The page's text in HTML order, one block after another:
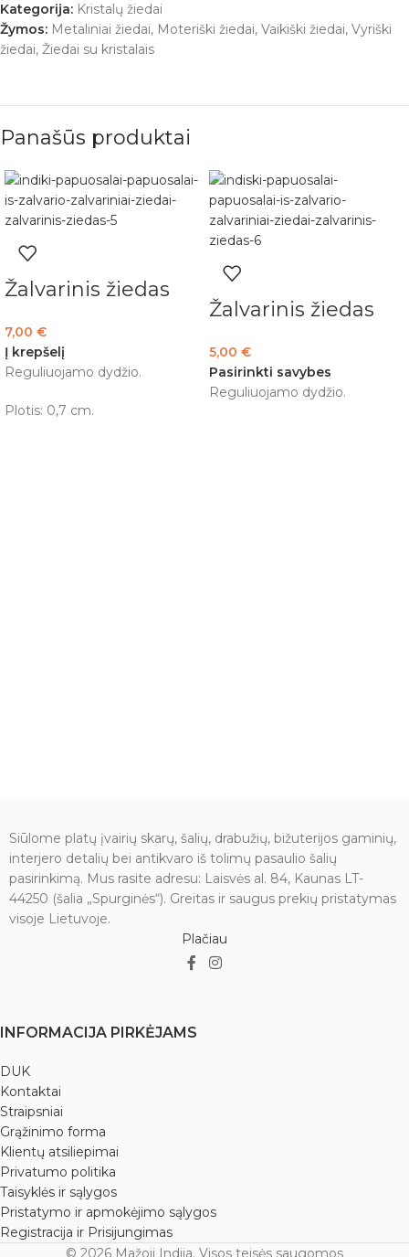
Kategorija: Kristalų žiedai
Žymos: Metaliniai žiedai, Moteriški žiedai, Vaikiški žiedai, Vyriški
žiedai, Žiedai su kristalais
Panašūs produktai
Žalvarinis žiedas
7,00 €
Į krepšelį
Reguliuojamo dydžio.
Plotis: 0,7 cm.
Žalvarinis žiedas
5,00 €
Pasirinkti savybes
Reguliuojamo dydžio.
Siūlome platų įvairių skarų, šalių, drabužių, bižuterijos gaminių,
interjero detalių bei antikvaro iš tolimų pasaulio šalių
pasirinkimą. Mus rasite adresu: Laisvės al. 84, Kaunas LT-
44250 (šalia „Spurginės“). Greitas ir saugus prekių pristatymas
visoje Lietuvoje.
Plačiau
INFORMACIJA PIRKĖJAMS
DUK
Kontaktai
Straipsniai
Grąžinimo forma
Klientų atsiliepimai
Privatumo politika
Taisyklės ir sąlygos
Pristatymo ir apmokėjimo sąlygos
Registracija ir Prisijungimas
© 2026 Mažoji Indija. Visos teisės saugomos